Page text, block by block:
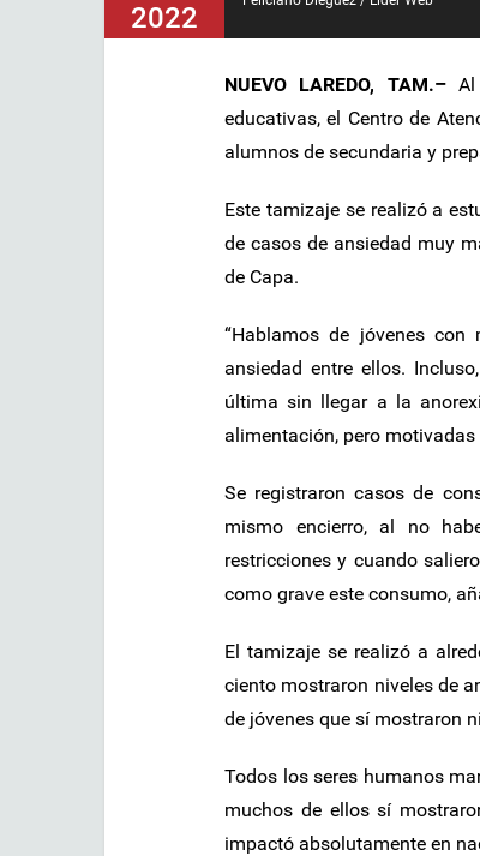
2022
NUEVO LAREDO, TAM.–Al
educativas, el Centro de
alumnos de secundaria y
Este tamizaje se realizó a
de casos de ansiedad muy
de Capa.
“Hablamos de jóvenes
ansiedad entre ellos.
última sin llegar a la
alimentación, pero
Se registraron casos de
mismo encierro, al no
restricciones y cuando
como grave este consumo,
El tamizaje se realizó a
ciento mostraron niveles de
de jóvenes que sí mostraron
Todos los seres humanos
muchos de ellos sí
impactó absolutamente en